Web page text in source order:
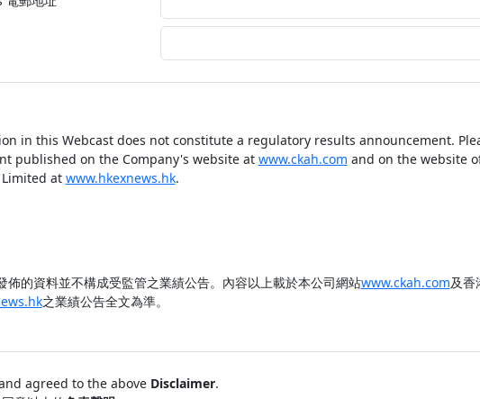
in this Webcast does not constitute a regulatory results announcement.
published on the Company's website at www.ckah.com and on the website
at www.hkexnews.hk.
佈的資料並不構成受監管之業績公告。內容以上載於本公司網站www.ckah.com及香
之業績公告全文為準。
Collection Statement (“PICS”)
agreed to the above Disclaimer.